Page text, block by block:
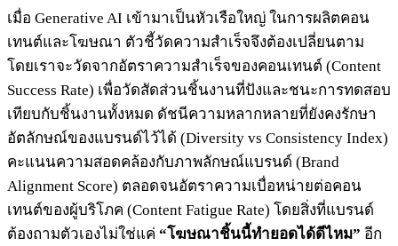
เมื่อ Generative AI เข้ามาเป็นหัวเรือใหญ่ ในการผลิตคอน
เทนต์และโฆษณา ตัวชี้วัดความสำเร็จจึงต้องเปลี่ยนตาม
โดยเราจะวัดจากอัตราความสำเร็จของคอนเทนต์ (Content
Success Rate) เพื่อวัดสัดส่วนชิ้นงานที่ปังและชนะการทดสอบ
เทียบกับชิ้นงานทั้งหมด ดัชนีความหลากหลายที่ยังคงรักษา
อัตลักษณ์ของแบรนด์ไว้ได้ (Diversity vs Consistency Index)
คะแนนความสอดคล้องกับภาพลักษณ์แบรนด์ (Brand
Alignment Score) ตลอดจนอัตราความเบื่อหน่ายต่อคอน
เทนต์ของผู้บริโภค (Content Fatigue Rate) โดยสิ่งที่แบรนด์
ต้องถามตัวเองไม่ใช่แค่ “โฆษณาชิ้นนี้ทำยอดได้ดีไหม” อีก